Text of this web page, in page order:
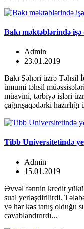
Bakı məktəblərində
Admin
23.01.2019
Bakı Şəhəri üzrə Təhsil
ümumi təhsil
müavini, tərbiyə işləri
çağırışaqədərki
Tibb Universitetində
Admin
15.01.2019
Əvvəl fənnin kredit
sual yerləşdirilirdi.
və hər kəs tanış olduğu
cavablandırırdı...